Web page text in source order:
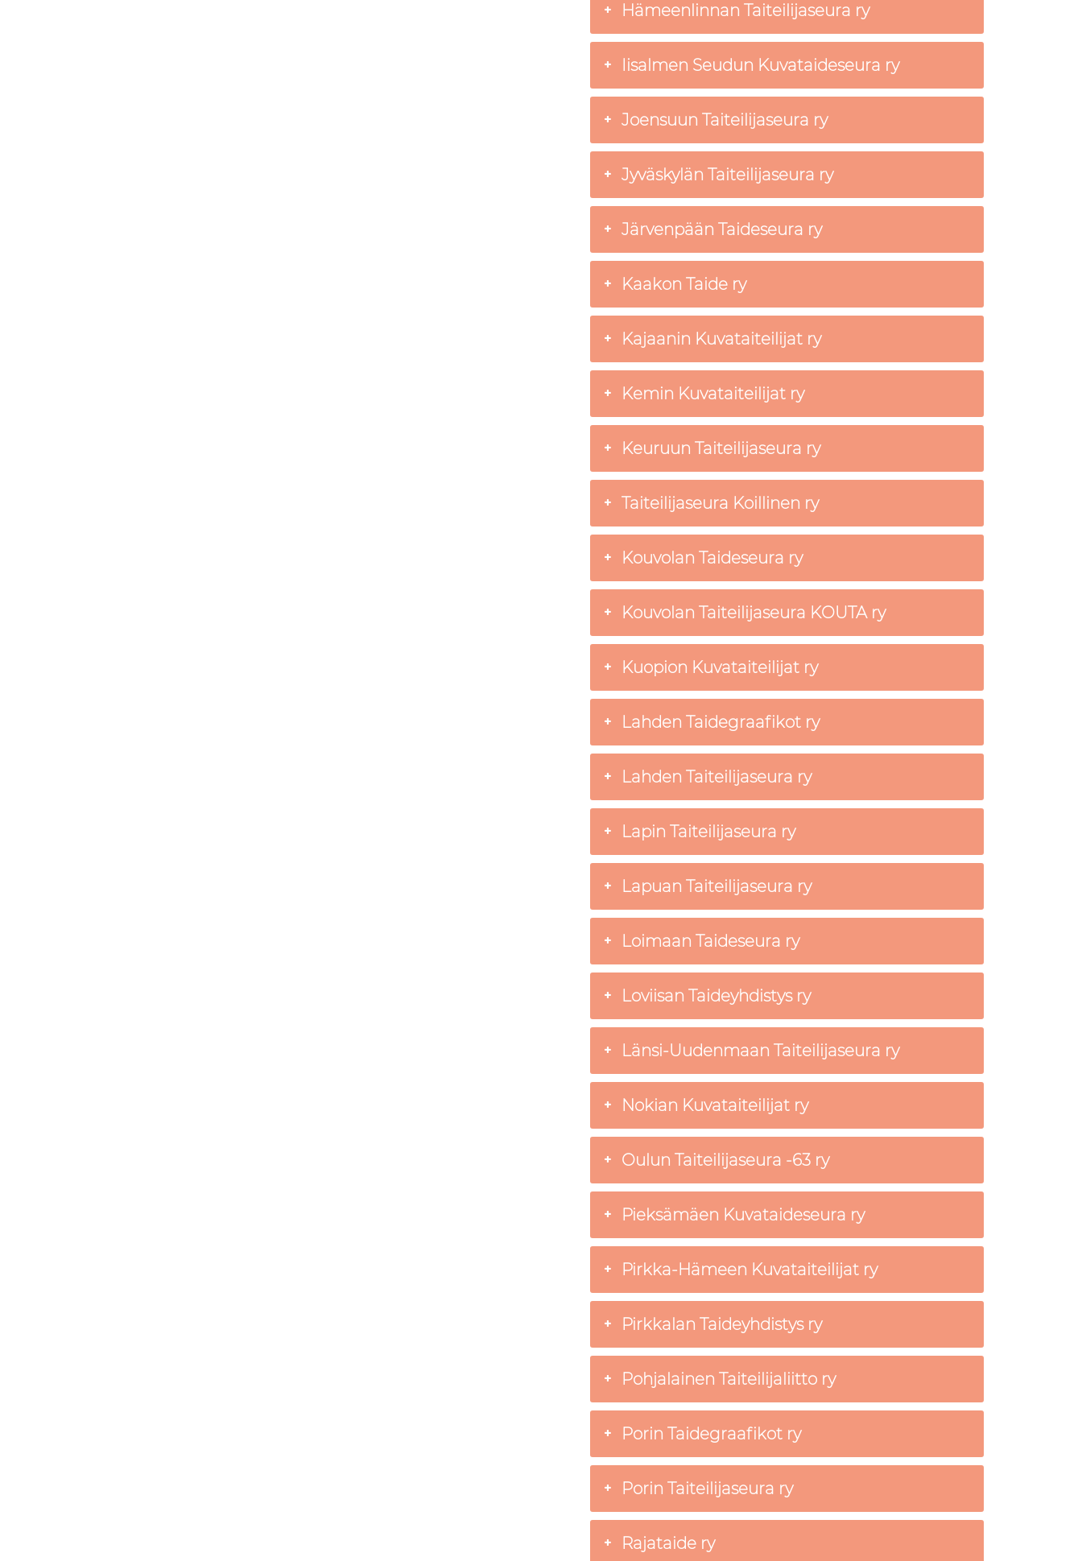
Hämeenlinnan Taiteilijaseura ry
Iisalmen Seudun Kuvataideseura ry
Joensuun Taiteilijaseura ry
Jyväskylän Taiteilijaseura ry
Järvenpään Taideseura ry
Kaakon Taide ry
Kajaanin Kuvataiteilijat ry
Kemin Kuvataiteilijat ry
Keuruun Taiteilijaseura ry
Taiteilijaseura Koillinen ry
Kouvolan Taideseura ry
Kouvolan Taiteilijaseura KOUTA ry
Kuopion Kuvataiteilijat ry
Lahden Taidegraafikot ry
Lahden Taiteilijaseura ry
Lapin Taiteilijaseura ry
Lapuan Taiteilijaseura ry
Loimaan Taideseura ry
Loviisan Taideyhdistys ry
Länsi-Uudenmaan Taiteilijaseura ry
Nokian Kuvataiteilijat ry
Oulun Taiteilijaseura -63 ry
Pieksämäen Kuvataideseura ry
Pirkka-Hämeen Kuvataiteilijat ry
Pirkkalan Taideyhdistys ry
Pohjalainen Taiteilijaliitto ry
Porin Taidegraafikot ry
Porin Taiteilijaseura ry
Rajataide ry